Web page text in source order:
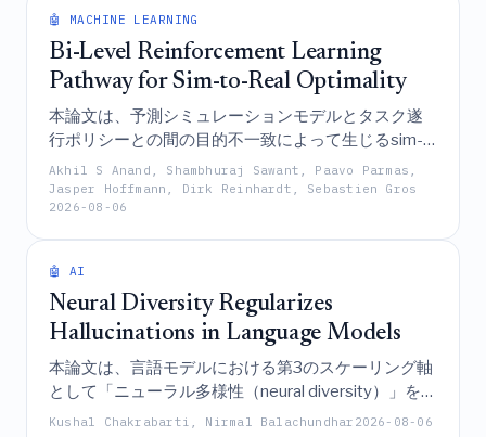
るものであり、この手法はグリッドワールドおよび
言語モデルの両方の設定において経験的に検証され
ている。
🤖 MACHINE LEARNING
Bi-Level Reinforcement Learning
Pathway for Sim-to-Real Optimality
本論文は、予測シミュレーションモデルとタスク遂
行ポリシーとの間の目的不一致によって生じるsim-
to-realギャップに対処するため、シミュレーション
パラメータに対するポリシーの感度を導出し、実世
界のパフォーマンス勾配を用いてシミュレーション
モデルを直接適応させることで実世界のポリシー成
クを提案するものである。
Akhil S Anand, Shambhuraj Sawant, Paavo Parmas,
Jasper Hoffmann, Dirk Reinhardt, Sebastien Gros
2026-08-06
🤖 AI
Neural Diversity Regularizes
Hallucinations in Language Models
本論文は、言語モデルにおける第3のスケーリング軸
として「ニューラル多様性（neural diversity）」を導
入し、非相関な並列表現とBarlow Twins正則化を通
Kushal Chakrabarti, Nirmal Balachundhar 2026-08-06